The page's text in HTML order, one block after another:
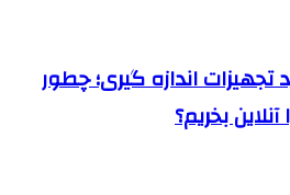
تجهیزات اندازه گیری؛ چطور
بخریم؟